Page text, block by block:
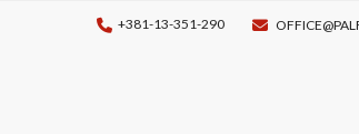
+381-13-351-290